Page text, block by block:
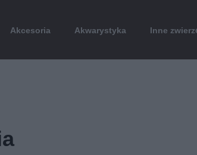
Akcesoria Akwarystyka Inne